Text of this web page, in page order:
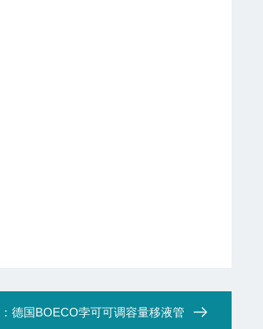
德国BOECO孛可可调容量移液管